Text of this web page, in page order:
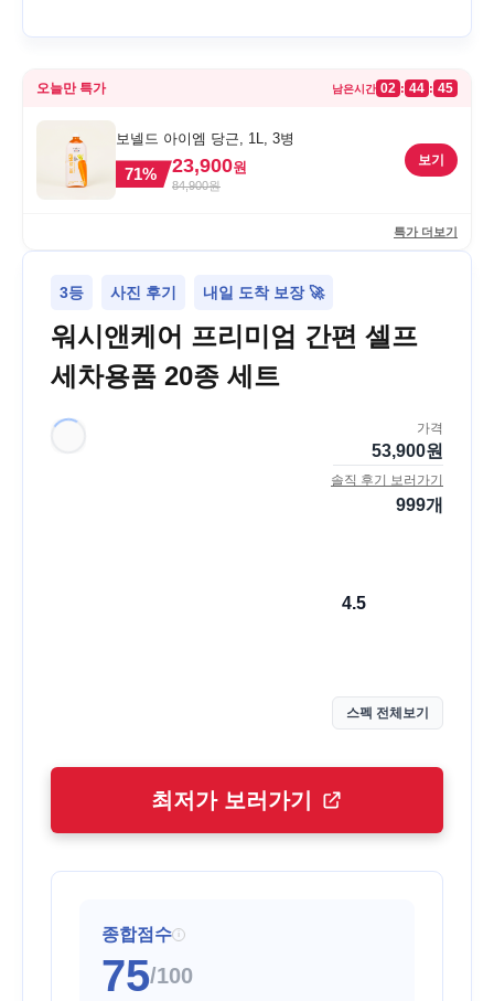
오늘만 특가 남은시간 02 : 44 : 45
보넬드 아이엠 당근, 1L, 3병
71% 23,900원
84,900원
보기
특가 더보기
3등 사진 후기 내일 도착 보장 🚀
워시앤케어 프리미엄 간편 셀프
세차용품 20종 세트
가격
53,900원
솔직 후기 보러가기
999개
4.5
스펙 전체보기
최저가 보러가기
종합점수 i
75/100